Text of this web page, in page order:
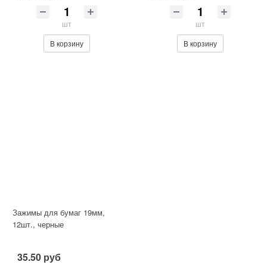
шт
В корзину
шт
В корзину
Зажимы для бумаг 19мм,
12шт., черные
35.50 руб